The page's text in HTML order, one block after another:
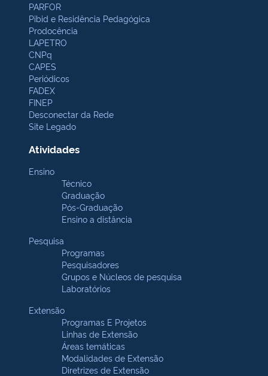
PARFOR
Pibid e Residência Pedagógica
Prodocência
LAPETRO
CNPq
CAPES
Periódicos
FADEX
FINEP
Desconectar da Rede
Site Legado
Atividades
Ensino
Técnico
Graduação
Pós-Graduação
Ensino a distância
Pesquisa
Programas
Pesquisadores
Grupos e Núcleos de pesquisa
Laboratórios
Extensão
Programas E Projetos
Linhas de Extensão
Áreas temáticas
Modalidades de Extensão
Diretrizes de Extensão